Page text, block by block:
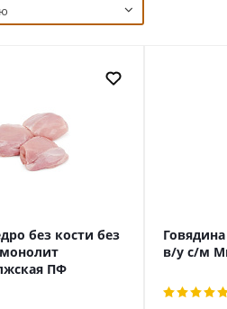
без кости без
ПФ
в/у с/м